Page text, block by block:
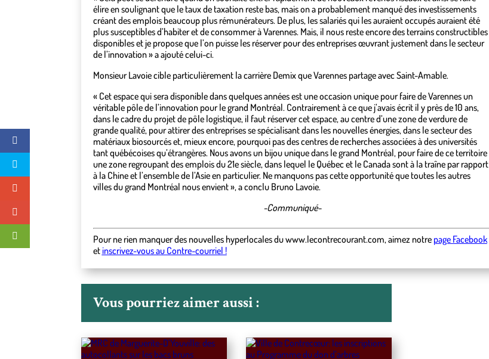
élire en soulignant que le taux de taxation reste bas, mais on a probablement manqué des investissements
créant des emplois beaucoup plus rémunérateurs. De plus, les salariés qui les auraient occupés auraient été
plus susceptibles d’habiter et de consommer à Varennes. Mais, il nous reste encore des terrains constructibles
disponibles et je propose que l’on puisse les réserver pour des entreprises œuvrant justement dans le secteur
de l’innovation » a ajouté celui-ci.
Monsieur Lavoie cible particulièrement la carrière Demix que Varennes partage avec Saint-Amable.
« Cet espace qui sera disponible dans quelques années est une occasion unique pour faire de Varennes un
véritable pôle de l’innovation pour le grand Montréal. Contrairement à ce que j’avais écrit il y près de 10 ans,
dans le cadre du projet de pôle logistique, il faut réserver cet espace, au centre d’une zone de verdure de
grande qualité, pour attirer des entreprises se spécialisant dans les nouvelles énergies, dans le secteur des
matériaux biosourcés et, mieux encore, pourquoi pas des centres de recherches associées à des universités
tant québécoises qu’étrangères. Nous avons un bijou unique dans le grand Montréal, pour faire de ce territoire
une zone regroupant des emplois du 21e siècle, dans lequel le Québec et le Canada sont à la traîne par rapport
à la Chine et l’ensemble de l’Asie en particulier. Ne manquons pas cette opportunité que toutes les autres
villes du grand Montréal nous envient », a conclu Bruno Lavoie.
-Communiqué-
Pour ne rien manquer des nouvelles hyperlocalesduwww.lecontrecourant.com,aimez notre page Facebook
etinscrivez-vous au Contre-courriel !
Vous pourriez aimer aussi :